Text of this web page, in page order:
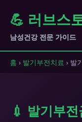
💪 러브스
남성건강 전문 가이드
홈 › 발기부전치료 › 발
💉 발기부